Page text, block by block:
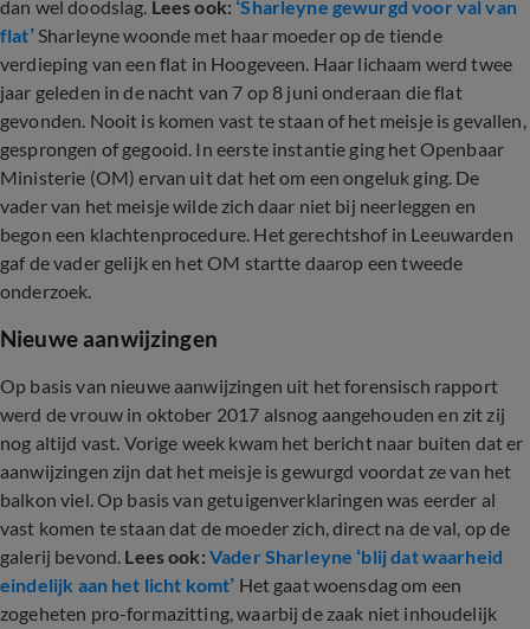
dan wel doodslag. Lees ook: ‘Sharleyne gewurgd voor val van
flat’Sharleyne woonde met haar moeder op de tiende
verdieping van een flat in Hoogeveen. Haar lichaam werd twee
jaar geleden in de nacht van 7 op 8 juni onderaan die flat
gevonden. Nooit is komen vast te staan of het meisje is gevallen,
gesprongen of gegooid. In eerste instantie ging het Openbaar
Ministerie (OM) ervan uit dat het om een ongeluk ging. De
vader van het meisje wilde zich daar niet bij neerleggen en
begon een klachtenprocedure. Het gerechtshof in Leeuwarden
gaf de vader gelijk en het OM startte daarop een tweede
onderzoek.
Nieuwe aanwijzingen
Op basis van nieuwe aanwijzingen uit het forensisch rapport
werd de vrouw in oktober 2017 alsnog aangehouden en zit zij
nog altijd vast. Vorige week kwam het bericht naar buiten dat er
aanwijzingen zijn dat het meisje is gewurgd voordat ze van het
balkon viel. Op basis van getuigenverklaringen was eerder al
vast komen te staan dat de moeder zich, direct na de val, op de
galerij bevond. Lees ook: Vader Sharleyne ‘blij dat waarheid
eindelijk aan het licht komt’ Het gaat woensdag om een
zogeheten pro-formazitting, waarbij de zaak niet inhoudelijk